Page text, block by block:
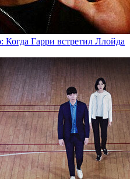
Когда Гарри встретил Ллойда